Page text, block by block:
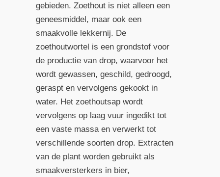
gebieden. Zoethout is niet alleen een
geneesmiddel, maar ook een
smaakvolle lekkernij. De
zoethoutwortel is een grondstof voor
de productie van drop, waarvoor het
wordt gewassen, geschild, gedroogd,
geraspt en vervolgens gekookt in
water. Het zoethoutsap wordt
vervolgens op laag vuur ingedikt tot
een vaste massa en verwerkt tot
verschillende soorten drop. Extracten
van de plant worden gebruikt als
smaakversterkers in bier,